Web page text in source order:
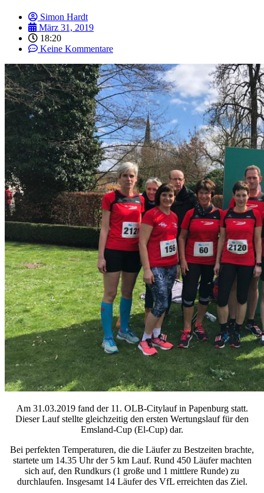
Simon Hardt
März 31, 2019
18:20
Keine Kommentare
Am 31.03.2019 fand der 11. OLB-Citylauf in Papenburg statt.
Dieser Lauf stellte gleichzeitig den ersten Wertungslauf für den
Emsland-Cup (El-Cup) dar.
Bei perfekten Temperaturen, die die Läufer zu Bestzeiten brachte,
startete um 14.35 Uhr der 5 km Lauf. Rund 450 Läufer machten
sich auf, den Rundkurs (1 große und 1 mittlere Runde) zu
durchlaufen. Insgesamt 14 Läufer des VfL erreichten das Ziel.